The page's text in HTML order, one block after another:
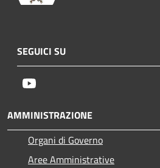
SEGUICI SU
AMMINISTRAZIONE
Organi di Governo
Aree Amministrative